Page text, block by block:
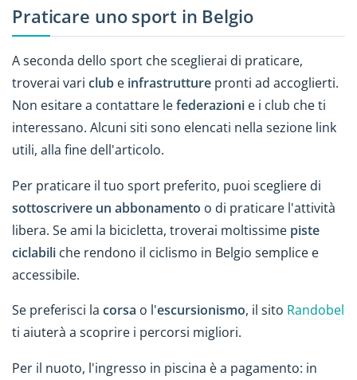
Praticare uno sport in Belgio
A seconda dello sport che sceglierai di praticare,
troverai vari club e infrastrutture pronti ad accoglierti.
Non esitare a contattare lefederazioni e i club che ti
interessano. Alcuni siti sono elencati nella sezione link
utili, alla fine dell'articolo.
Per praticare il tuo sport preferito, puoi scegliere di
sottoscrivere un abbonamento o di praticare l'attività
libera. Se ami la bicicletta, troverai moltissime piste
ciclabili che rendono il ciclismo in Belgio semplice e
accessibile.
Se preferisci la corsa o l'escursionismo, il sito Randobel
ti aiuterà a scoprire i percorsi migliori.
Per il nuoto, l'ingresso in piscina è a pagamento: in